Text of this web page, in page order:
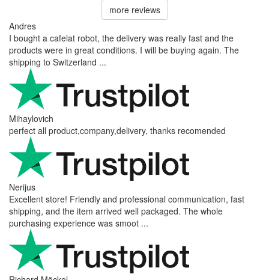
more reviews
Andres
I bought a cafelat robot, the delivery was really fast and the
products were in great conditions. I will be buying again. The
shipping to Switzerland ...
Mihaylovich
perfect all product,company,delivery, thanks recomended
Nerijus
Excellent store! Friendly and professional communication, fast
shipping, and the item arrived well packaged. The whole
purchasing experience was smoot ...